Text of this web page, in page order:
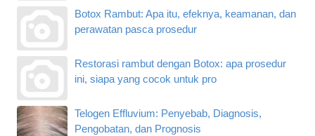
Botox Rambut: Apa itu, efeknya, keamanan, dan
perawatan pasca prosedur
Restorasi rambut dengan Botox: apa prosedur
ini, siapa yang cocok untuk pro
Telogen Effluvium: Penyebab, Diagnosis,
Pengobatan, dan Prognosis